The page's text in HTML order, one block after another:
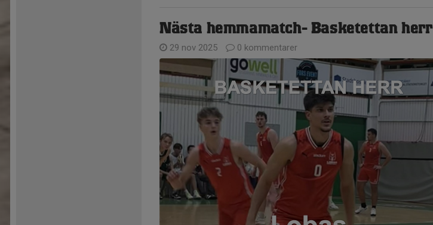
Nästa hemmamatch- Basketettan herr
29 nov 2025 0 kommentarer